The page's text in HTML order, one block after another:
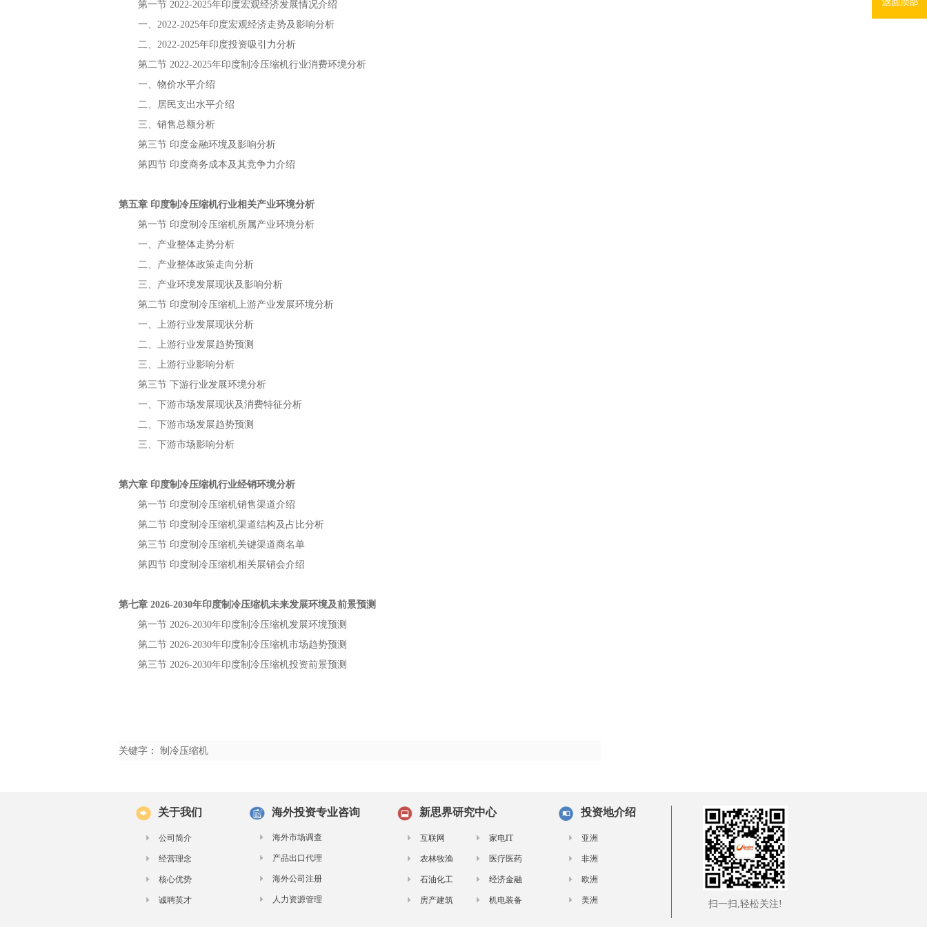
第一节 2022-2025年印度宏观经济发展情况介绍
一、 2022-2025年印度宏观经济走势及影响分析
二、 2022-2025年印度投资吸引力分析
第二节 2022-2025年印度制冷压缩机行业消费环境分析
一、物价水平介绍
二、居民支出水平介绍
三、销售总额分析
第三节 印度金融环境及影响分析
第四节 印度商务成本及其竞争力介绍
第五章 印度制冷压缩机行业相关产业环境分析
第一节 印度制冷压缩机所属产业环境分析
一、产业整体走势分析
二、产业整体政策走向分析
三、产业环境发展现状及影响分析
第二节 印度制冷压缩机 上游产业发展环境分析
一、上游行业发展现状分析
二、上游行业发展趋势预测
三、上游行业影响分析
第三节 下游行业发展环境分析
一、下游市场发展现状及消费特征分析
二、下游市场发展趋势预测
三、下游市场影响分析
第六章 印度制冷压缩机行业经销环境分析
第一节 印度制冷压缩机销售渠道介绍
第二节 印度制冷压缩机渠道结构及占比分析
第三节 印度制冷压缩机关键渠道商名单
第四节 印度制冷压缩机相关展销会介绍
第七章 2026-2030年印度制冷压缩机未来发展环境及前景预测
第一节 2026-2030年印度制冷压缩机发展环境预测
第二节 2026-2030年印度制冷压缩机市场趋势预测
第三节 2026-2030年印度制冷压缩机投资前景预测
关键字： 制冷压缩机
关于我们
公司简介
经营理念
核心优势
诚聘英才
海外投资专业咨询
海外市场调查
产品出口代理
海外公司注册
人力资源管理
新思界研究中心
互联网 家电IT
农林牧渔 医疗医药
石油化工 经济金融
房产建筑 机电装备
投资地介绍
亚洲
非洲
欧洲
美洲 扫一扫,轻松关注!